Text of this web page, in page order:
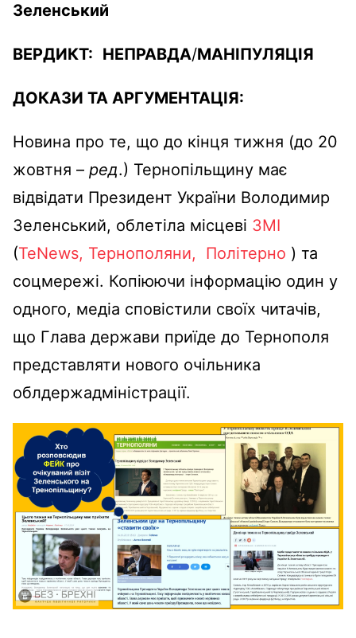
Зеленський
ВЕРДИКТ: НЕПРАВДА/МАНІПУЛЯЦІЯ
ДОКАЗИ ТА АРГУМЕНТАЦІЯ:
Новина про те, що до кінця тижня (до 20
жовтня – ред.) Тернопільщину має
відвідати Президент України Володимир
Зеленський, облетіла місцеві ЗМІ
(TeNews, Тернополяни, Політерно ) та
соцмережі. Копіюючи інформацію один у
одного, медіа сповістили своїх читачів,
що Глава держави приїде до Тернополя
представляти нового очільника
облдержадміністрації.